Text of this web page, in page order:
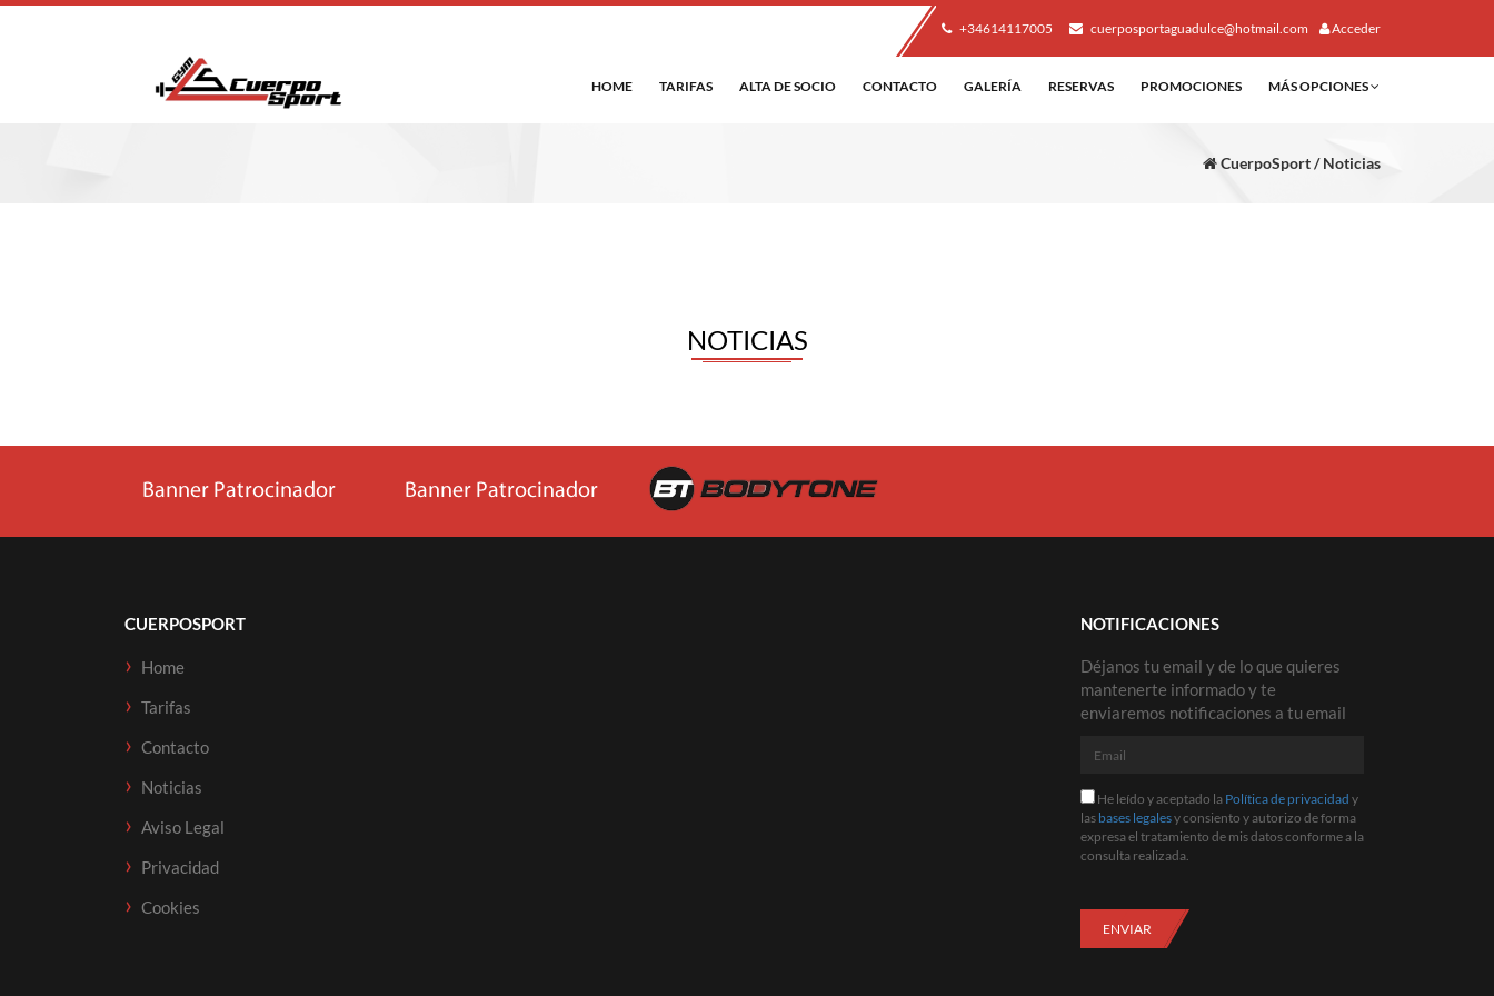
+34614117005 cuerposportaguadulce@hotmail.com Acceder
HOME TARIFAS ALTA DE SOCIO CONTACTO GALERÍA RESERVAS PROMOCIONES MÁS OPCIONES
CuerpoSport / Noticias
NOTICIAS
CUERPOSPORT
Home
Tarifas
Contacto
Noticias
Aviso Legal
Privacidad
Cookies
NOTIFICACIONES
Déjanos tu email y de lo que quieres
mantenerte informado y te
enviaremos notificaciones a tu email
Email
He
leído
y
aceptado
de
privacidad
y
He leído y aceptado la Política de privacidad y
las bases legalesy consiento y autorizo de forma
expresa el tratamiento de mis datos conforme a la
consulta realizada.
ENVIAR